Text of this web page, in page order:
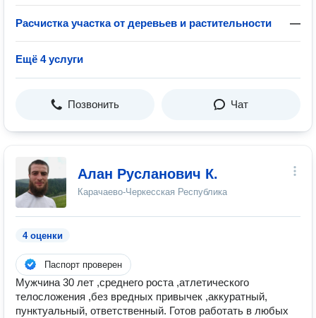
Расчистка участка от деревьев и растительности —
Ещё 4 услуги
Позвонить Чат
Алан Русланович К.
Карачаево-Черкесская Республика
4 оценки
Паспорт проверен
Мужчина 30 лет ,среднего роста ,атлетического
телосложения ,без вредных привычек ,аккуратный,
пунктуальный, ответственный. Готов работать в любых